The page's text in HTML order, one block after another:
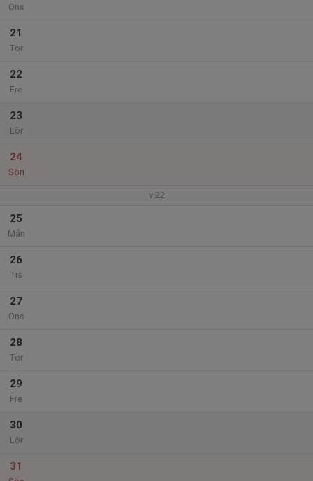
Ons
21
Tor
22
Fre
23
Lör
24
Sön
v.22
25
Mån
26
Tis
27
Ons
28
Tor
29
Fre
30
Lör
31